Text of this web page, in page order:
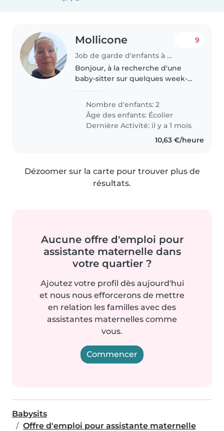
Mollicone
Job de garde d'enfants à Chaumont (Bourgogne-Franche-Comté)
9
Bonjour, à la recherche d'une
baby-sitter sur quelques week-
Nombre d'enfants: 2
Âge des enfants: Écolier
Dernière Activité: il y a 1 mois
10,63 €/heure
Dézoomer sur la carte pour trouver plus de
résultats.
Aucune offre d'emploi pour
assistante maternelle dans
votre quartier ?
Ajoutez votre profil dès aujourd'hui
et nous nous efforcerons de mettre
en relation les familles avec des
assistantes maternelles comme
vous.
Commencer
Babysits
Offre d'emploi pour assistante maternelle